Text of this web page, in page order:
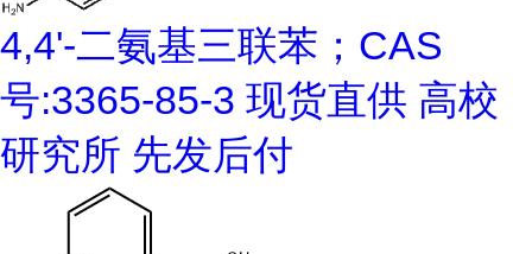
4,4'-二氨基三联苯；CAS
号:3365-85-3 现货直供 高校
研究所 先发后付